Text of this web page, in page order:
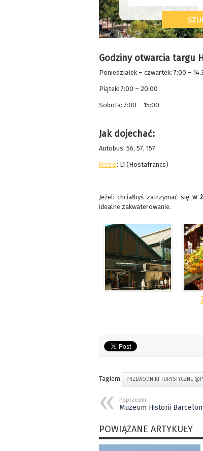
Godziny otwarcia targu
Poniedziałek – czwartek: 7:00 –
Piątek: 7:00 – 20:00
Sobota: 7:00 – 15:00
Jak dojechać:
Autobus: 56, 57, 157
Metro: L1 (Hostafrancs)
Jeżeli chciałbyś zatrzymać sięw
idealne zakwaterowanie.
Tagiem: PRZEWODNIKI TURYSTYCZNE
Poprzedni:
Muzeum Historii
POWIĄZANE ARTYKUŁY